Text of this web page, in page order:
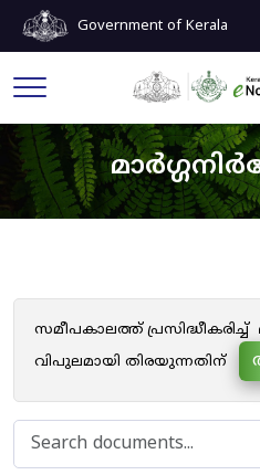
Government of Kerala
സമീപകാലത്ത് പ്രസിദ്ധീകരിച്ച്
വിപുലമായി തിരയുന്നതിന്